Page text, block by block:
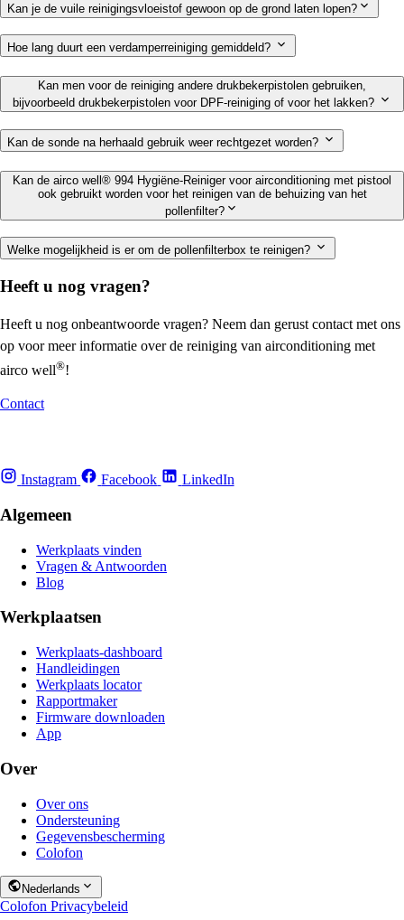
Kan je de vuile reinigingsvloeistof gewoon op de grond laten lopen?
Hoe lang duurt een verdamperreiniging gemiddeld?
Kan men voor de reiniging andere drukbekerpistolen gebruiken,
bijvoorbeeld drukbekerpistolen voor DPF-reiniging of voor het lakken?
Kan de sonde na herhaald gebruik weer rechtgezet worden?
Kan de airco well® 994 Hygiëne-Reiniger voor airconditioning met pistool
ook gebruikt worden voor het reinigen van de behuizing van het
pollenfilter?
Welke mogelijkheid is er om de pollenfilterbox te reinigen?
Heeft u nog vragen?
Heeft u nog onbeantwoorde vragen? Neem dan gerust contact met ons
op voor meer informatie over de reiniging van airconditioning met
airco well®!
Contact
Instagram Facebook LinkedIn
Algemeen
Werkplaats vinden
Vragen & Antwoorden
Blog
Werkplaatsen
Werkplaats-dashboard
Handleidingen
Werkplaats locator
Rapportmaker
Firmware downloaden
App
Over
Over ons
Ondersteuning
Gegevensbescherming
Colofon
Nederlands
Colofon Privacybeleid